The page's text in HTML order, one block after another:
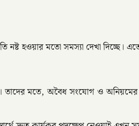
নষ্ট হওয়ার মতো সমস্যা দেখা দিচ্ছে।
মতে, অবৈধ সংযোগ ও অনিয়মের